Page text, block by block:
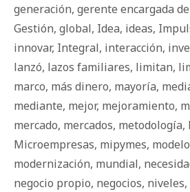
generación, gerente encargada
Gestión, global, Idea, ideas,
innovar, Integral, interacción,
lanzó, lazos familiares, limitan,
marco, más dinero, mayoría,
mediante, mejor, mejoramiento,
mercado, mercados, metodología,
Microempresas, mipymes, modelo
modernización, mundial,
negocio propio, negocios, niveles,